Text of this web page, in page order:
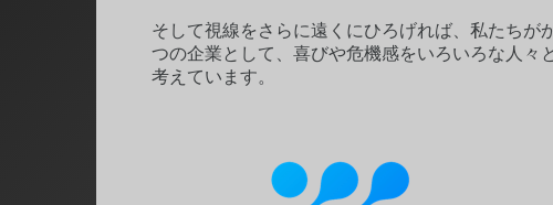
そして視線をさらに遠くにひろげれば、私たちが
つの企業として、喜びや危機感をいろいろな人々
考えています。